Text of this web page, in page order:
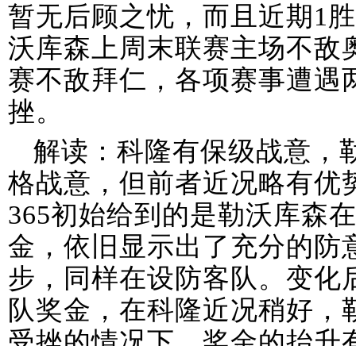
暂无后顾之忧，而且近期1
沃库森上周末联赛主场不敌
赛不敌拜仁，各项赛事遭遇
挫。
解读：科隆有保级战意，
格战意，但前者近况略有优
365初始给到的是勒沃库森
金，依旧显示出了充分的防
步，同样在设防客队。变化
队奖金，在科隆近况稍好